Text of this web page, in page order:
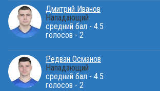
Дмитрий Иванов
Нападающий
средний бал - 4.5
голосов - 2
Редван Османов
Нападающий
средний бал - 4.5
голосов - 2